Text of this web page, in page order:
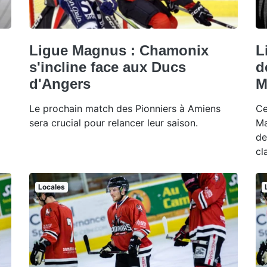
Ligue Magnus : Chamonix
s'incline face aux Ducs
d'Angers
Le prochain match des Pionniers à Amiens
sera crucial pour relancer leur saison.
Locales